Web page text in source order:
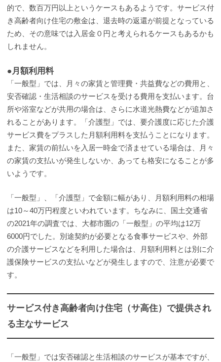
的で、数百万円以上というケースもあるようです。サービス付
き高齢者向け住宅の敷金は、退去時の返還が前提となっている
ため、その意味では入居金０円と考えられるケースもあるかも
しれません。
●月額利用料
「一般型」では、月々の家賃と管理費・共益費などの費用と、
安否確認・生活相談のサービスを受ける費用を支払います。台
所や浴室などが共用の場合は、さらに水道光熱費などが追加さ
れることがあります。「介護型」では、要介護度に応じた介護
サービス費をプラスした月額利用料を支払うことになります。
また、家賃の前払いを入居一時金で済ませている場合は、月々
の家賃の支払いが発生しないか、あっても格安になることが多
いようです。
「一般型」、「介護型」で金額に幅があり、月額利用料の相場
は10～40万円程度といわれています。ちなみに、国土交通省
の2021年の調査では、大都市圏の「一般型」の平均は12万
6000円でした。別途契約が必要となる食事サービスや、外部
の介護サービスなどを利用した場合は、月額利用料とは別に介
護保険サービスの支払いなどが発生しますので、注意が必要で
す。
サービス付き高齢者向け住宅（サ高住）で提供され
る主なサービス
「一般型」では安否確認と生活相談のサービスが基本ですが、